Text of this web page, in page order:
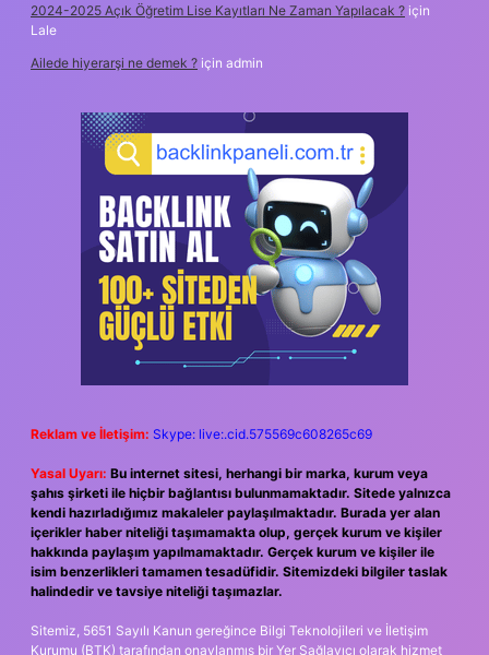
2024-2025 Açık Öğretim Lise Kayıtları Ne Zaman Yapılacak ? için
Lale
Ailede hiyerarşi ne demek ? için admin
Reklam ve İletişim: Skype: live:.cid.575569c608265c69
Yasal Uyarı: Bu internet sitesi, herhangi bir marka, kurum veya
şahıs şirketi ile hiçbir bağlantısı bulunmamaktadır. Sitede yalnızca
kendi hazırladığımız makaleler paylaşılmaktadır. Burada yer alan
içerikler haber niteliği taşımamakta olup, gerçek kurum ve kişiler
hakkında paylaşım yapılmamaktadır. Gerçek kurum ve kişiler ile
isim benzerlikleri tamamen tesadüfidir. Sitemizdeki bilgiler taslak
halindedir ve tavsiye niteliği taşımazlar.
Sitemiz, 5651 Sayılı Kanun gereğince Bilgi Teknolojileri ve İletişim
Kurumu (BTK) tarafından onaylanmış bir Yer Sağlayıcı olarak hizmet